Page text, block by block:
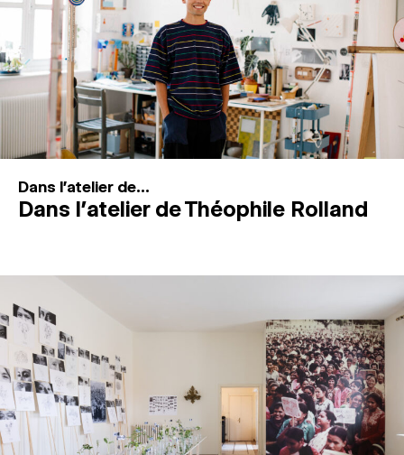
ESPACES DE PRATIQUE ARTISTIQUE ↓
Recherche
Connexion
Dans l'atelier de...
Dans l’atelier de Théophile Rolland